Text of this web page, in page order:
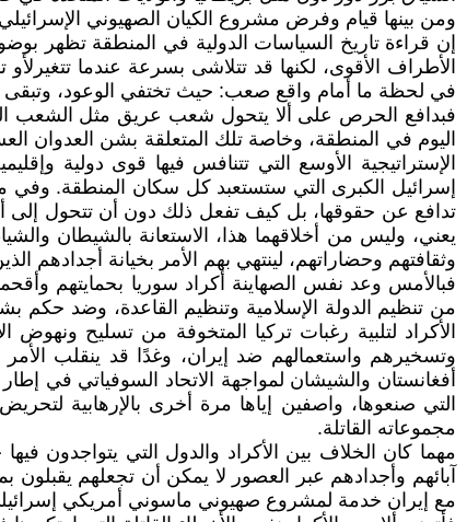
ومن بينها قيام وفرض مشروع الكيان الصهيوني
إن قراءة تاريخ السياسات الدولية في المنطقة تظهر
الأطراف الأقوى، لكنها قد تتلاشى بسرعة عندما
في لحظة ما أمام واقع صعب: حيث تختفي الوعود، وتبقى
فبدافع الحرص على ألا يتحول شعب عريق مثل الشعب
اليوم في المنطقة، وخاصة تلك المتعلقة بشن العدوان
الإستراتيجية الأوسع التي تتنافس فيها قوى دولية
إسرائيل الكبرى التي ستستعبد كل سكان المنطقة.
تدافع عن حقوقها، بل كيف تفعل ذلك دون أن تتحول إلى
يعني، وليس من أخلاقهما هذا، الاستعانة بالشيطان
وثقافتهم وحضاراتهم، لينتهي بهم الأمر بخيانة أجدادهم
فبالأمس وعد نفس الصهاينة أكراد سوريا بحمايتهم
من تنظيم الدولة الإسلامية وتنظيم القاعدة، وضد
الأكراد لتلبية رغبات تركيا المتخوفة من تسليح
وتسخيرهم واستعمالهم ضد إيران، وغدًا قد ينقلب
أفغانستان والشيشان لمواجهة الاتحاد السوفياتي في
التي صنعوها، واصفين إياها مرة أخرى بالإرهابية
مجموعاته القاتلة.
مهما كان الخلاف بين الأكراد والدول التي يتواجدون
آبائهم وأجدادهم عبر العصور لا يمكن أن تجعلهم يقبلون
مع إيران خدمة لمشروع صهيوني ماسوني أمريكي